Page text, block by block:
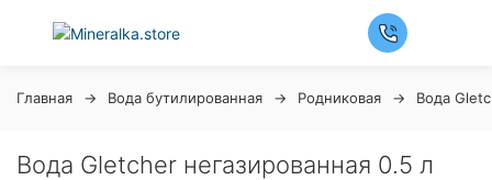
Главная Вода бутилированная Родниковая Вода
Вода Gletcher негазированная 0.5 л